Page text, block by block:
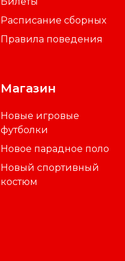
Расписание сборных
Правила поведения
Магазин
Новые игровые
футболки
Новое парадное поло
Новый спортивный
костюм